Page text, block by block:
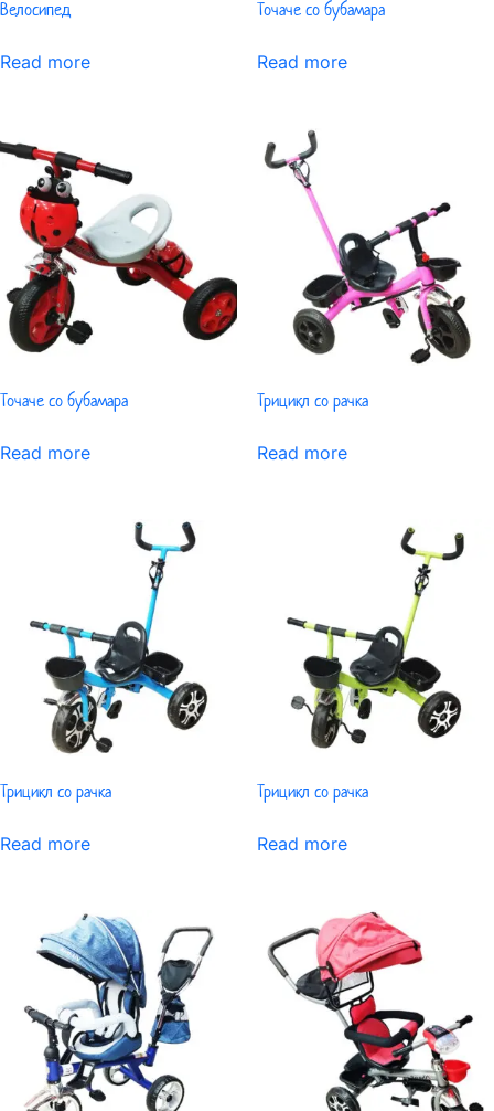
Велосипед
Read more
Точаче со бубамара
Read more
Точаче со бубамара
Read more
Трицикл со рачка
Read more
Трицикл со рачка
Read more
Трицикл со рачка
Read more